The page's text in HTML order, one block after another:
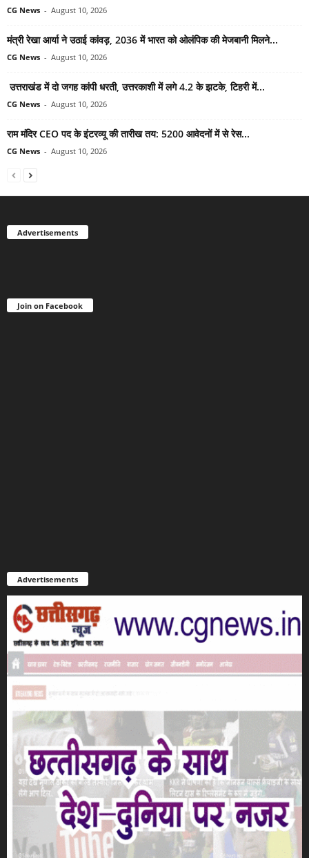
CG News - August 10, 2026
मंत्री रेखा आर्या ने उठाई कांवड़, 2036 में भारत को ओलंपिक की मेजबानी मिलने...
CG News - August 10, 2026
उत्तराखंड में दो जगह कांपी धरती, उत्तरकाशी में लगे 4.2 के झटके, टिहरी में...
CG News - August 10, 2026
राम मंदिर CEO पद के इंटरव्यू की तारीख तय: 5200 आवेदनों में से रेस...
CG News - August 10, 2026
Advertisements
Join on Facebook
Advertisements